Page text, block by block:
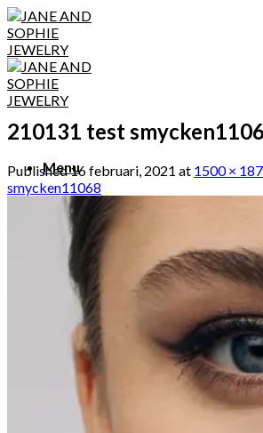
Skip
to
content
Menu
Menu
210131 test
Published16 februari, 2021 at 1500 ×
smycken11068